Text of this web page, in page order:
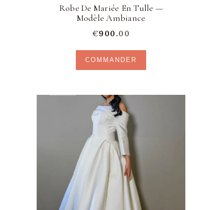
Robe De Mariée En Tulle —
Modèle Ambiance
€900.00
COMMANDER